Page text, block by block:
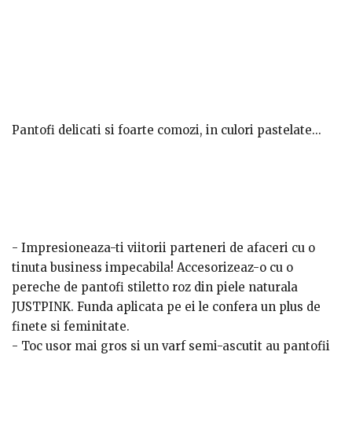
Pantofi delicati si foarte comozi, in culori pastelate...
- Impresioneaza-ti viitorii parteneri de afaceri cu o
tinuta business impecabila! Accesorizeaz-o cu o
pereche de pantofi stiletto roz din piele naturala
JUSTPINK. Funda aplicata pe ei le confera un plus de
finete si feminitate.
- Toc usor mai gros si un varf semi-ascutit au pantofii